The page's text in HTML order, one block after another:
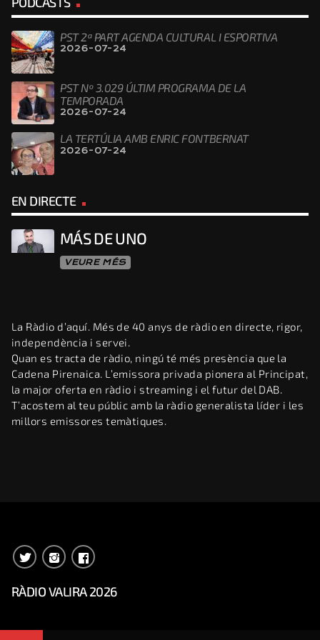
PST 2ª PART AGENDA CULTURAL I ESPORTIVA
2026-07-24
PST Nº 3.029 ÚLTIM PROGRAMA DE LA
TEMPORADA
2026-07-24
LA TERTÚLIA AMB ENRIC FONTBERNAT
2026-07-24
EN DIRECTE
MÁS DE UNO
VEURE MÉS
La Ràdio d’aquí. Més de 40 anys de ràdio en directe, rigor,
independència i servei.
Quan es tracta de ràdio, ningú té més presència que la
Cadena Pirenaica. L’emissora privada pionera al Principat,
la major oferta en ràdio i streaming i el futur del DAB.
T’acostem al teu públic amb la ràdio generalista líder i les
millors emissores temàtiques.
RÀDIO VALIRA 2026